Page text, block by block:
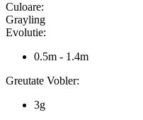
Culoare:
Grayling
Evolutie:
0.5m - 1.4m
Greutate Vobler:
3g